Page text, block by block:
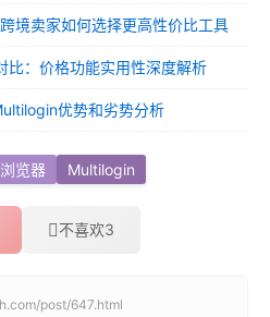
境卖家如何选择更高性价比工具
：价格功能实用性深度解析
优势和劣势分析
览器 Multilogin
不喜欢3
post/647.html